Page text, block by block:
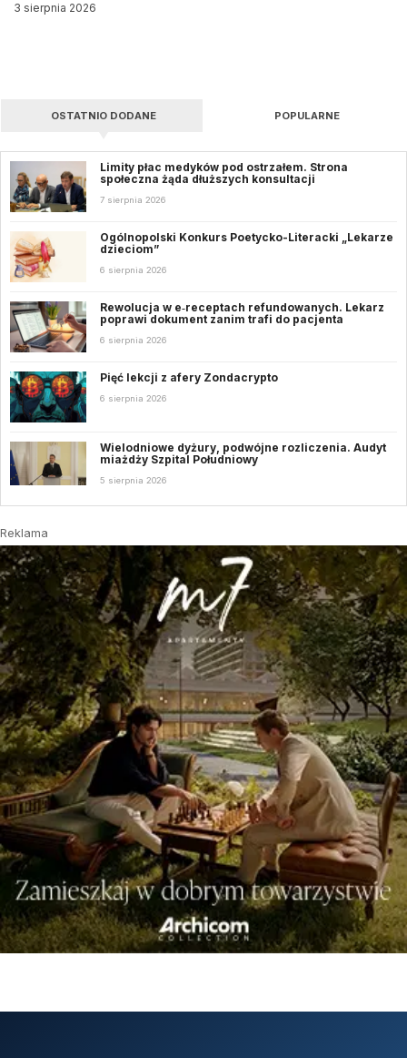
3 sierpnia 2026
OSTATNIO DODANE POPULARNE
Limity płac medyków pod ostrzałem. Strona
społeczna żąda dłuższych konsultacji
7 sierpnia 2026
Ogólnopolski Konkurs Poetycko-Literacki „Lekarze
dzieciom”
6 sierpnia 2026
Rewolucja w e‑receptach refundowanych. Lekarz
poprawi dokument zanim trafi do pacjenta
6 sierpnia 2026
Pięć lekcji z afery Zondacrypto
6 sierpnia 2026
Wielodniowe dyżury, podwójne rozliczenia. Audyt
miażdży Szpital Południowy
5 sierpnia 2026
Reklama